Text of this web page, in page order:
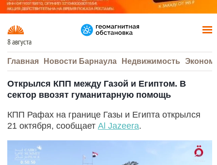
8 августа
Главная Новости Барнаула Недвижимость
Открылся КПП между Газой и Египтом. В
сектор ввозят гуманитарную помощь
КПП Рафах на границе Газы и Египта открылся
21 октября, сообщает Al Jazeera.